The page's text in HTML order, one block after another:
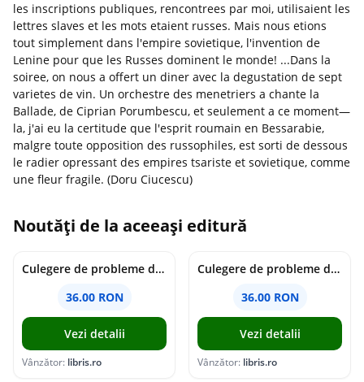
les inscriptions publiques, rencontrees par moi, utilisaient les
lettres slaves et les mots etaient russes. Mais nous etions
tout simplement dans l'empire sovietique, l'invention de
Lenine pour que les Russes dominent le monde! ...Dans la
soiree, on nous a offert un diner avec la degustation de sept
varietes de vin. Un orchestre des menetriers a chante la
Ballade, de Ciprian Porumbescu, et seulement a ce moment—
la, j'ai eu la certitude que l'esprit roumain en Bessarabie,
malgre toute opposition des russophiles, est sorti de dessous
le radier opressant des empires tsariste et sovietique, comme
une fleur fragile. (Doru Ciucescu)
Noutăți de la aceeași editură
Culegere de probleme de matematica - Clasa 7 - Ioana Monalisa Manea
36.00 RON
Vezi detalii
Vânzător: libris.ro
Culegere de probleme de matematica - Clasa 6 - Ioana Monalisa Manea, Cristina Neagoe
36.00 RON
Vezi detalii
Vânzător: libris.ro